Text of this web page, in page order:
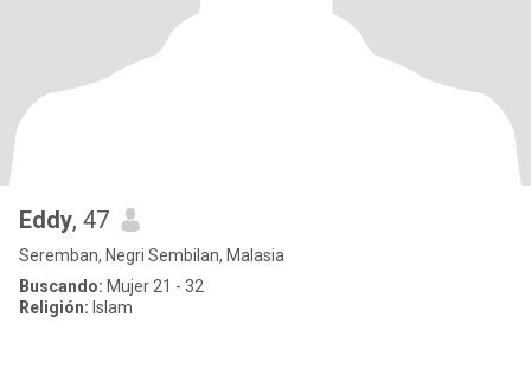
Eddy, 47
Seremban, Negri Sembilan, Malasia
Buscando: Mujer 21 - 32
Religión: Islam